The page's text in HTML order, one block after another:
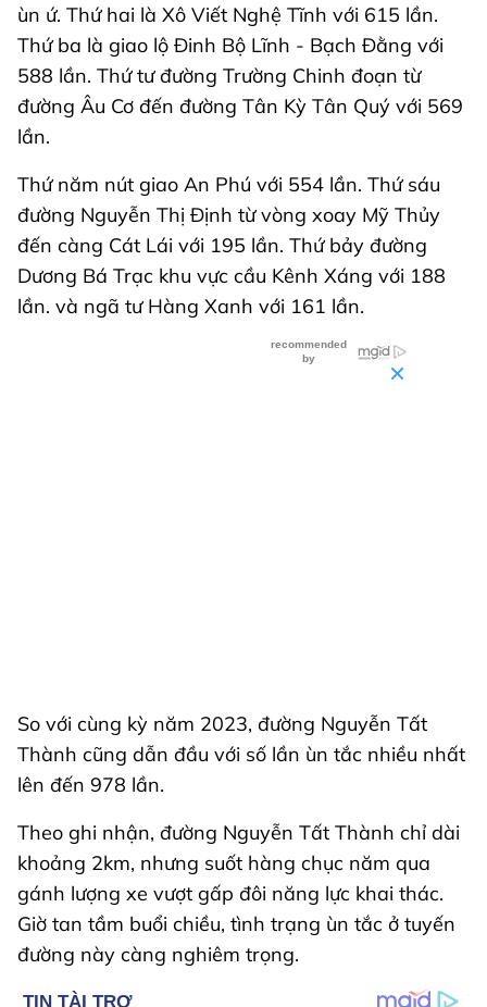
ùn ứ. Thứ hai là Xô Viết Nghệ Tĩnh với 615 lần.
Thứ ba là giao lộ Đinh Bộ Lĩnh - Bạch Đằng với
588 lần. Thứ tư đường Trường Chinh đoạn từ
đường Âu Cơ đến đường Tân Kỳ Tân Quý với 569
lần.
Thứ năm nút giao An Phú với 554 lần. Thứ sáu
đường Nguyễn Thị Định từ vòng xoay Mỹ Thủy
đến càng Cát Lái với 195 lần. Thứ bảy đường
Dương Bá Trạc khu vực cầu Kênh Xáng với 188
lần. và ngã tư Hàng Xanh với 161 lần.
So với cùng kỳ năm 2023, đường Nguyễn Tất
Thành cũng dẫn đầu với số lần ùn tắc nhiều nhất
lên đến 978 lần.
Theo ghi nhận, đường Nguyễn Tất Thành chỉ dài
khoảng 2km, nhưng suốt hàng chục năm qua
gánh lượng xe vượt gấp đôi năng lực khai thác.
Giờ tan tầm buổi chiều, tình trạng ùn tắc ở tuyến
đường này càng nghiêm trọng.